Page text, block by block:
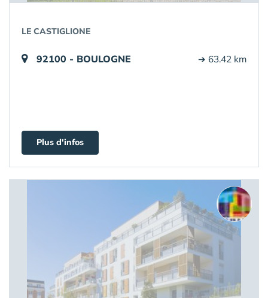
LE CASTIGLIONE
92100 - BOULOGNE ➔ 63.42 km
Plus d'infos